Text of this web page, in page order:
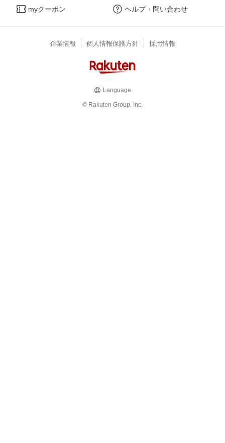
myクーポン ヘルプ・問い合わせ
企業情報 個人情報保護方針 採用情報
Language
© Rakuten Group, Inc.